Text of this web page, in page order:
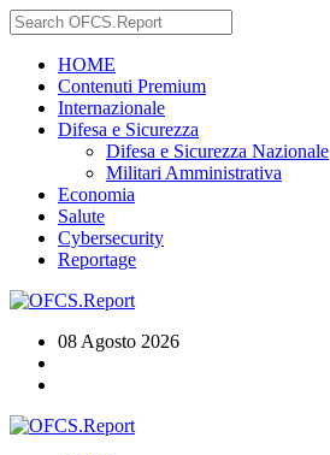
HOME
Contenuti Premium
Internazionale
Difesa e Sicurezza
Difesa e Sicurezza Nazionale
Militari Amministrativa
Economia
Salute
Cybersecurity
Reportage
08 Agosto 2026